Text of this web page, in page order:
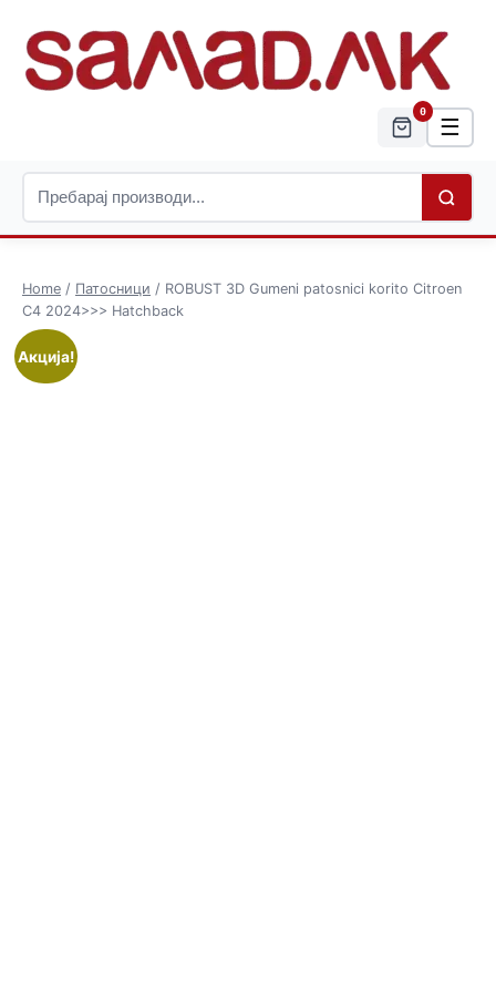
0
☰
Home / Патосници / ROBUST 3D Gumeni patosnici korito Citroen
C4 2024>>> Hatchback
Акција!